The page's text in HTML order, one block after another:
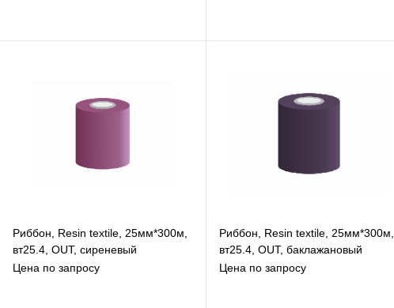
Под заказ
К сравнению
Под заказ
Риббон, Resin textile, 25мм*300м,
вт25.4, OUT, сиреневый
Цена по запросу
Риббон, Resin textile, 25мм*300м,
вт25.4, OUT, баклажановый
Цена по запросу